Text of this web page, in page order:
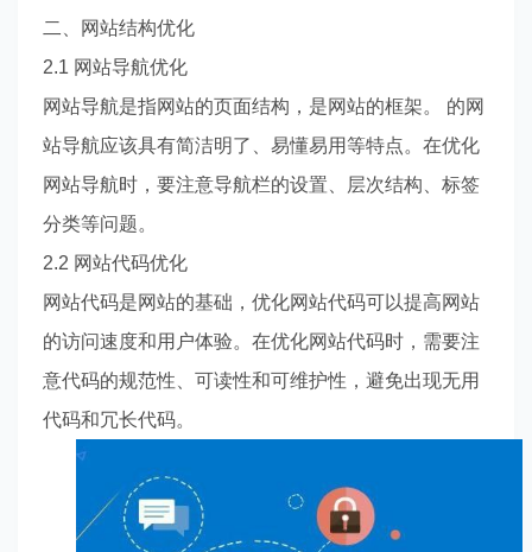
二、网站结构优化
2.1 网站导航优化
网站导航是指网站的页面结构，是网站的框架。 的网
站导航应该具有简洁明了、易懂易用等特点。在优化
网站导航时，要注意导航栏的设置、层次结构、标签
分类等问题。
2.2 网站代码优化
网站代码是网站的基础，优化网站代码可以提高网站
的访问速度和用户体验。在优化网站代码时，需要注
意代码的规范性、可读性和可维护性，避免出现无用
代码和冗长代码。